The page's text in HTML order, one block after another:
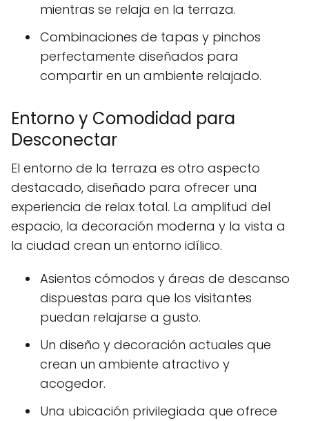
mientras se relaja en la terraza.
Combinaciones de tapas y pinchos
perfectamente diseñados para
compartir en un ambiente relajado.
Entorno y Comodidad para
Desconectar
El entorno de la terraza es otro aspecto
destacado, diseñado para ofrecer una
experiencia de relax total. La amplitud del
espacio, la decoración moderna y la vista a
la ciudad crean un entorno idílico.
Asientos cómodos y áreas de descanso
dispuestas para que los visitantes
puedan relajarse a gusto.
Un diseño y decoración actuales que
crean un ambiente atractivo y
acogedor.
Una ubicación privilegiada que ofrece